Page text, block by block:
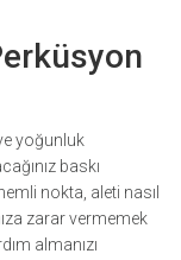
yoğunluk
baskı
nokta, aleti nasıl
zarar vermemek
almanızı